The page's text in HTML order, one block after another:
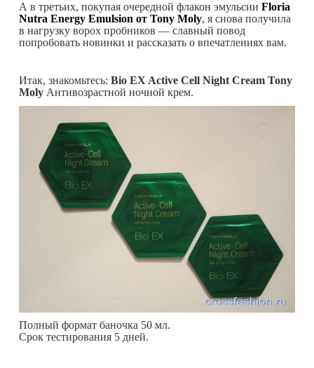
А в третьих, покупая очередной флакон эмульсии Floria
Nutra Energy Emulsion от Tony Moly, я снова получила
в нагрузку ворох пробников — славный повод
попробовать новинки и рассказать о впечатлениях вам.
Итак, знакомьтесь: Bio EX Active Cell Night Cream Tony
Moly Антивозрастной ночной крем.
Полный формат баночка 50 мл.
Срок тестирования 5 дней.